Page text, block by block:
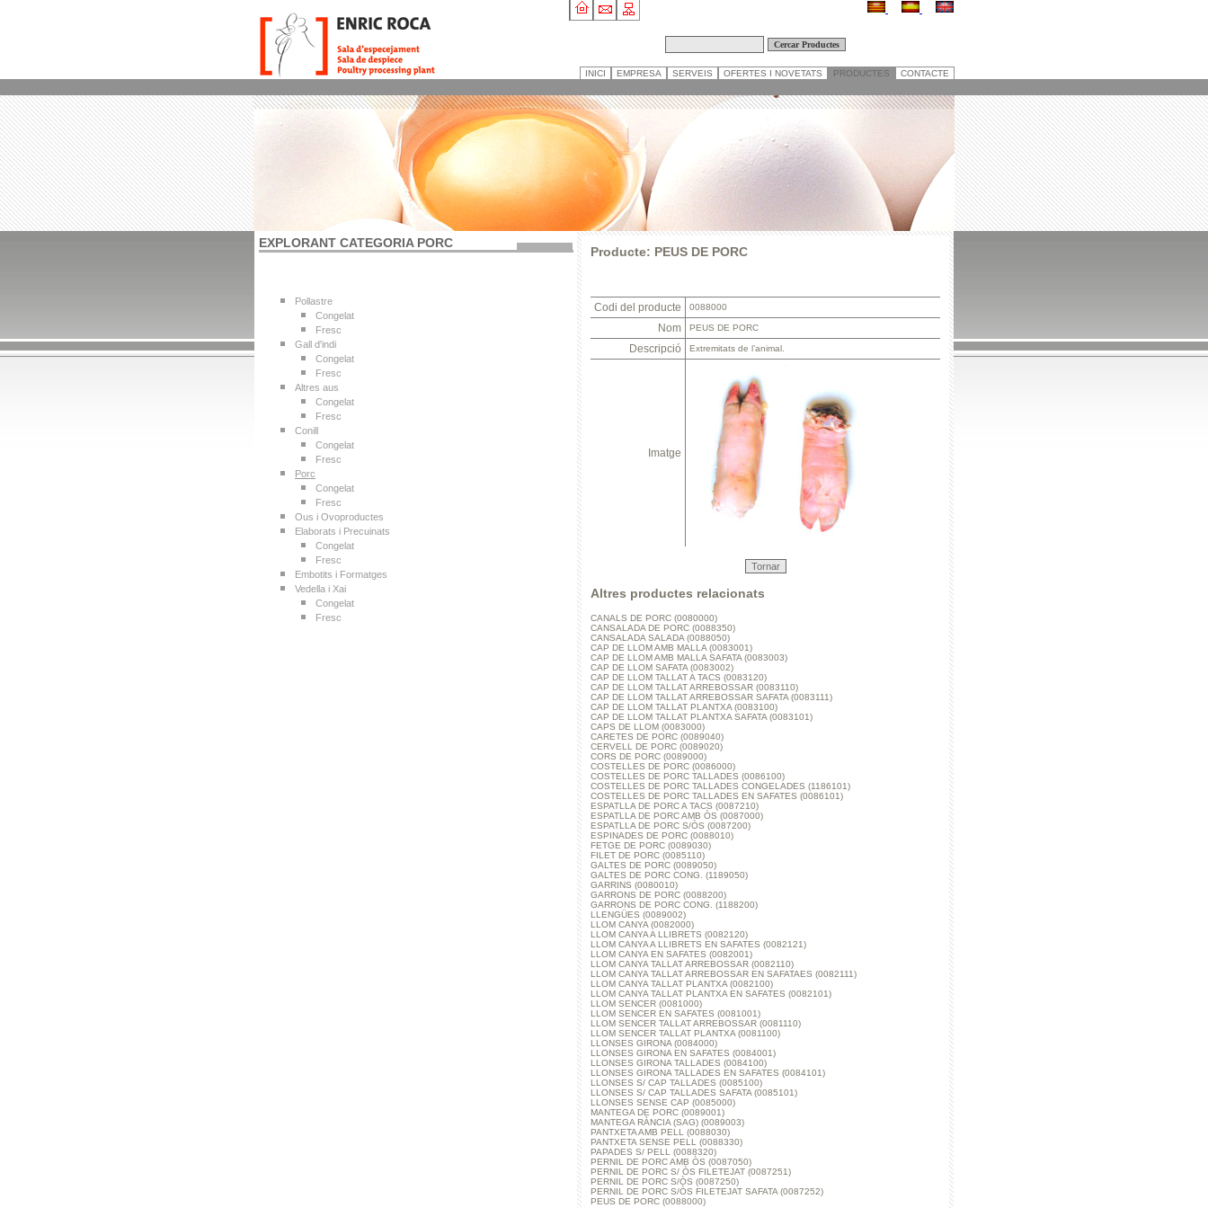
INICI EMPRESA SERVEIS OFERTES I NOVETATS PRODUCTES CONTACTE
EXPLORANT CATEGORIA PORC
Pollastre
Congelat
Fresc
Gall d'indi
Congelat
Fresc
Altres aus
Congelat
Fresc
Conill
Congelat
Fresc
Porc
Congelat
Fresc
Ous i Ovoproductes
Elaborats i Precuinats
Congelat
Fresc
Embotits i Formatges
Vedella i Xai
Congelat
Fresc
Producte: PEUS DE PORC
Codi del producte 0088000
Nom PEUS DE PORC
Descripció Extremitats de l’animal.
Imatge
Tornar
Altres productes relacionats
CANALS DE PORC (0080000)
CANSALADA DE PORC (0088350)
CANSALADA SALADA (0088050)
CAP DE LLOM AMB MALLA (0083001)
CAP DE LLOM AMB MALLA SAFATA (0083003)
CAP DE LLOM SAFATA (0083002)
CAP DE LLOM TALLAT A TACS (0083120)
CAP DE LLOM TALLAT ARREBOSSAR (0083110)
CAP DE LLOM TALLAT ARREBOSSAR SAFATA (0083111)
CAP DE LLOM TALLAT PLANTXA (0083100)
CAP DE LLOM TALLAT PLANTXA SAFATA (0083101)
CAPS DE LLOM (0083000)
CARETES DE PORC (0089040)
CERVELL DE PORC (0089020)
CORS DE PORC (0089000)
COSTELLES DE PORC (0086000)
COSTELLES DE PORC TALLADES (0086100)
COSTELLES DE PORC TALLADES CONGELADES (1186101)
COSTELLES DE PORC TALLADES EN SAFATES (0086101)
ESPATLLA DE PORC A TACS (0087210)
ESPATLLA DE PORC AMB ÒS (0087000)
ESPATLLA DE PORC S/ÒS (0087200)
ESPINADES DE PORC (0088010)
FETGE DE PORC (0089030)
FILET DE PORC (0085110)
GALTES DE PORC (0089050)
GALTES DE PORC CONG. (1189050)
GARRINS (0080010)
GARRONS DE PORC (0088200)
GARRONS DE PORC CONG. (1188200)
LLENGÜES (0089002)
LLOM CANYA (0082000)
LLOM CANYA A LLIBRETS (0082120)
LLOM CANYA A LLIBRETS EN SAFATES (0082121)
LLOM CANYA EN SAFATES (0082001)
LLOM CANYA TALLAT ARREBOSSAR (0082110)
LLOM CANYA TALLAT ARREBOSSAR EN SAFATAES (0082111)
LLOM CANYA TALLAT PLANTXA (0082100)
LLOM CANYA TALLAT PLANTXA EN SAFATES (0082101)
LLOM SENCER (0081000)
LLOM SENCER EN SAFATES (0081001)
LLOM SENCER TALLAT ARREBOSSAR (0081110)
LLOM SENCER TALLAT PLANTXA (0081100)
LLONSES GIRONA (0084000)
LLONSES GIRONA EN SAFATES (0084001)
LLONSES GIRONA TALLADES (0084100)
LLONSES GIRONA TALLADES EN SAFATES (0084101)
LLONSES S/ CAP TALLADES (0085100)
LLONSES S/ CAP TALLADES SAFATA (0085101)
LLONSES SENSE CAP (0085000)
MANTEGA DE PORC (0089001)
MANTEGA RÀNCIA (SAG) (0089003)
PANTXETA AMB PELL (0088030)
PANTXETA SENSE PELL (0088330)
PAPADES S/ PELL (0088320)
PERNIL DE PORC AMB ÒS (0087050)
PERNIL DE PORC S/ ÒS FILETEJAT (0087251)
PERNIL DE PORC S/ÒS (0087250)
PERNIL DE PORC S/ÒS FILETEJAT SAFATA (0087252)
PEUS DE PORC (0088000)